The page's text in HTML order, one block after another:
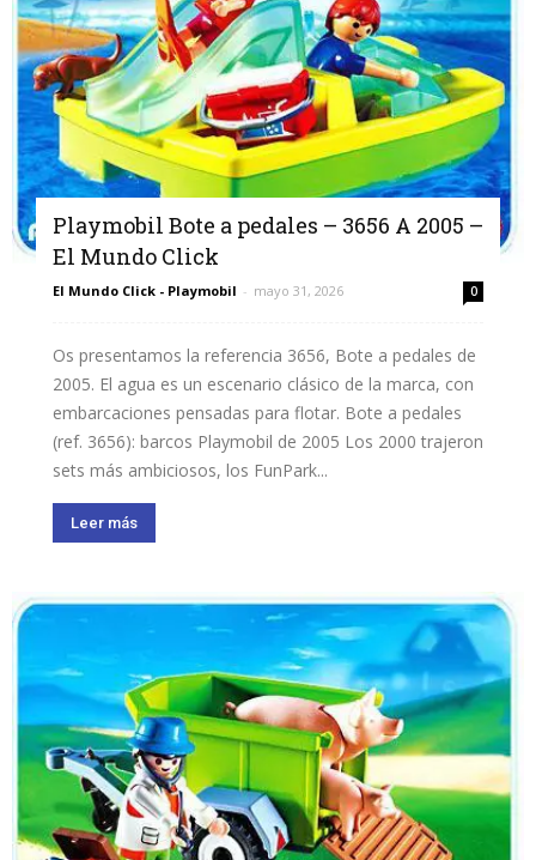
Playmobil Bote a pedales – 3656 A 2005 –
El Mundo Click
El Mundo Click - Playmobil - mayo 31, 2026 0
Os presentamos la referencia 3656, Bote a pedales de
2005. El agua es un escenario clásico de la marca, con
embarcaciones pensadas para flotar. Bote a pedales
(ref. 3656): barcos Playmobil de 2005 Los 2000 trajeron
sets más ambiciosos, los FunPark...
Leer más